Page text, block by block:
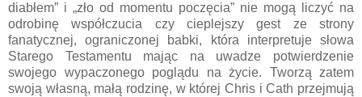
diabłem” i „zło od momentu poczęcia” nie mogą liczyć na
odrobinę współczucia czy cieplejszy gest ze strony
fanatycznej, ograniczonej babki, która interpretuje słowa
Starego Testamentu mając na uwadze potwierdzenie
swojego wypaczonego poglądu na życie. Tworzą zatem
swoją własną, małą rodzinę, w której Chris i Cath przejmują